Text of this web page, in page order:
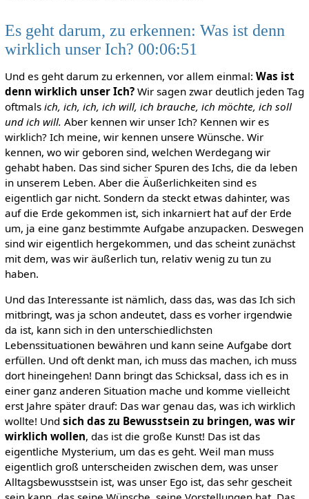
Es geht darum, zu erkennen: Was ist denn
wirklich unser Ich? 00:06:51
Und es geht darum zu erkennen, vor allem einmal: Was ist
denn wirklich unser Ich?Wir sagen zwar deutlich jeden Tag
oftmals ich, ich, ich, ich will, ich brauche, ich möchte, ich soll
und ich will. Aber kennen wir unser Ich? Kennen wir es
wirklich? Ich meine, wir kennen unsere Wünsche. Wir
kennen, wo wir geboren sind, welchen Werdegang wir
gehabt haben. Das sind sicher Spuren des Ichs, die da leben
in unserem Leben. Aber die Äußerlichkeiten sind es
eigentlich gar nicht. Sondern da steckt etwas dahinter, was
auf die Erde gekommen ist, sich inkarniert hat auf der Erde
um, ja eine ganz bestimmte Aufgabe anzupacken. Deswegen
sind wir eigentlich hergekommen, und das scheint zunächst
mit dem, was wir äußerlich tun, relativ wenig zu tun zu
haben.
Und das Interessante ist nämlich, dass das, was das Ich sich
mitbringt, was ja schon andeutet, dass es vorher irgendwie
da ist, kann sich in den unterschiedlichsten
Lebenssituationen bewähren und kann seine Aufgabe dort
erfüllen. Und oft denkt man, ich muss das machen, ich muss
dort hineingehen! Dann bringt das Schicksal, dass ich es in
einer ganz anderen Situation mache und komme vielleicht
erst Jahre später drauf: Das war genau das, was ich wirklich
wollte! Und sich das zu Bewusstsein zu bringen, was wir
wirklich wollen, das ist die große Kunst! Das ist das
eigentliche Mysterium, um das es geht. Weil man muss
eigentlich groß unterscheiden zwischen dem, was unser
Alltagsbewusstsein ist, was unser Ego ist, das sehr gescheit